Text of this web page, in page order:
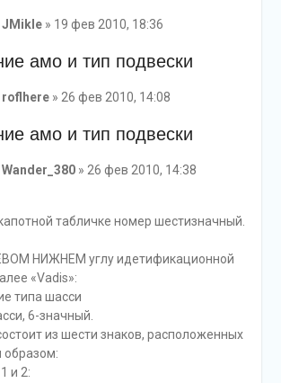
JMikle» 19 фев 2010, 18:36
амо и тип подвески
roflhere» 26 фев 2010, 14:08
амо и тип подвески
Wander_380» 26 фев 2010, 14:38
табличке номер шестизначный.
НИЖНЕМ углу идетификационной
«Vadis»:
типа шасси
6-значный.
из шести знаков, расположенных
и 2: